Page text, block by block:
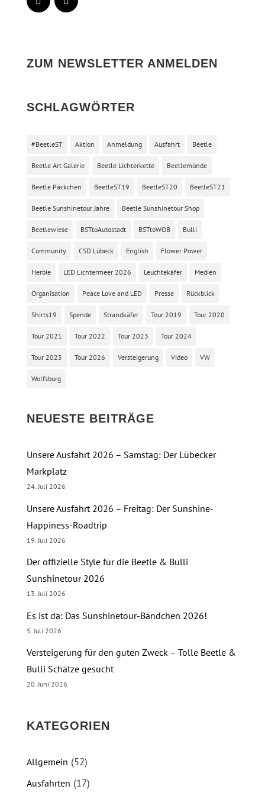
ZUM NEWSLETTER ANMELDEN
SCHLAGWÖRTER
#BeetleST Aktion Anmeldung Ausfahrt Beetle
Beetle Art Galerie Beetle Lichterkette Beetlemünde
Beetle Päckchen BeetleST19 BeetleST20 BeetleST21
Beetle Sunshinetour Jahre Beetle Sunshinetour Shop
Beetlewiese BSTtoAutostadt BSTtoWOB Bulli
Community CSD Lübeck English Flower Power
Herbie LED Lichtermeer 2026 Leuchtekäfer Medien
Organisation Peace Love and LED Presse Rückblick
Shirts19 Spende Strandkäfer Tour 2019 Tour 2020
Tour 2021 Tour 2022 Tour 2023 Tour 2024
Tour 2025 Tour 2026 Versteigerung Video VW
Wolfsburg
NEUESTE BEITRÄGE
Unsere Ausfahrt 2026 – Samstag: Der Lübecker
Markplatz
24. Juli 2026
Unsere Ausfahrt 2026 – Freitag: Der Sunshine-
Happiness-Roadtrip
19. Juli 2026
Der offizielle Style für die Beetle & Bulli
Sunshinetour 2026
13. Juli 2026
Es ist da: Das Sunshinetour-Bändchen 2026!
5. Juli 2026
Versteigerung für den guten Zweck – Tolle Beetle &
Bulli Schätze gesucht
20. Juni 2026
KATEGORIEN
Allgemein (52)
Ausfahrten (17)